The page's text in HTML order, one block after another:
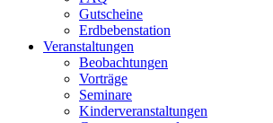
Gutscheine
Erdbebenstation
Veranstaltungen
Beobachtungen
Vorträge
Seminare
Kinderveranstaltungen